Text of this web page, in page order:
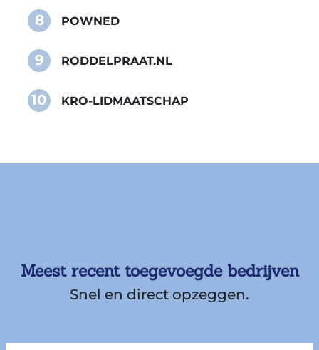
8 POWNED
9 RODDELPRAAT.NL
10 KRO-LIDMAATSCHAP
Meest recent toegevoegde bedrijven
Snel en direct opzeggen.